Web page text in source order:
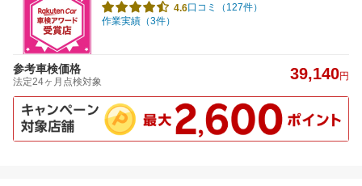
4.6口コミ（127件）
作業実績（3件）
参考車検価格
法定24ヶ月点検対象 39,140円